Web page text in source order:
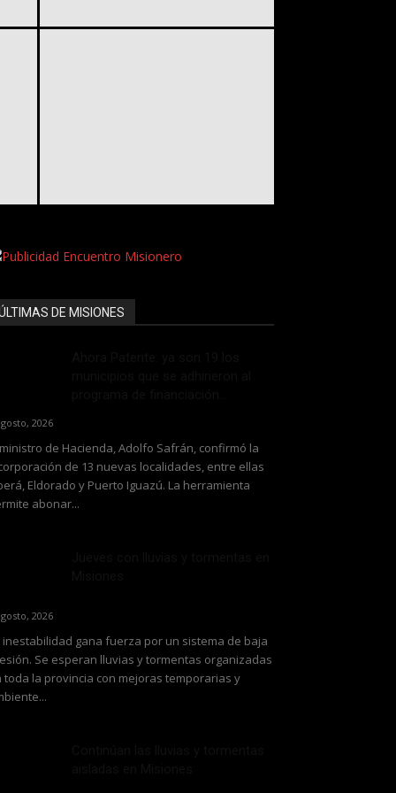
DE MISIONES
2026
de Hacienda, Adolfo Safrán, confirmó la
de 13 nuevas localidades, entre ellas
Eldorado y Puerto Iguazú. La herramienta
abonar...
2026
inestabilidad gana fuerza por un sistema de baja
Se esperan lluvias y tormentas organizadas
toda la provincia con mejoras temporarias y